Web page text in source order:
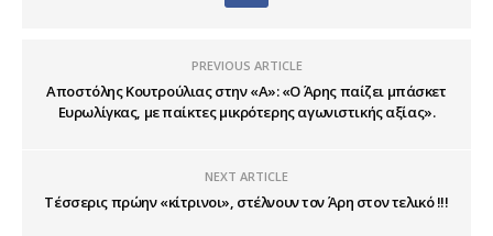
PREVIOUS ARTICLE
Αποστόλης Κουτρούλιας στην «Α»: «Ο Άρης παίζει μπάσκετ
Ευρωλίγκας, με παίκτες μικρότερης αγωνιστικής αξίας».
NEXT ARTICLE
Τέσσερις πρώην «κίτρινοι», στέλνουν τον Άρη στον τελικό !!!